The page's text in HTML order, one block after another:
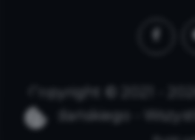
Copyright © 2021 -
Gdańskiego -